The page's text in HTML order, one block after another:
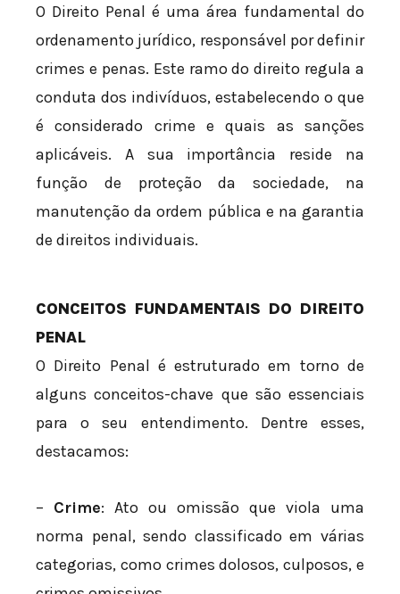
O Direito Penal é uma área fundamental do
ordenamento jurídico, responsável por definir
crimes e penas. Este ramo do direito regula a
conduta dos indivíduos, estabelecendo o que
é considerado crime e quais as sanções
aplicáveis. A sua importância reside na
função de proteção da sociedade, na
manutenção da ordem pública e na garantia
de direitos individuais.
CONCEITOS FUNDAMENTAIS DO DIREITO
PENAL
O Direito Penal é estruturado em torno de
alguns conceitos-chave que são essenciais
para o seu entendimento. Dentre esses,
destacamos:
– Crime: Ato ou omissão que viola uma
norma penal, sendo classificado em várias
categorias, como crimes dolosos, culposos, e